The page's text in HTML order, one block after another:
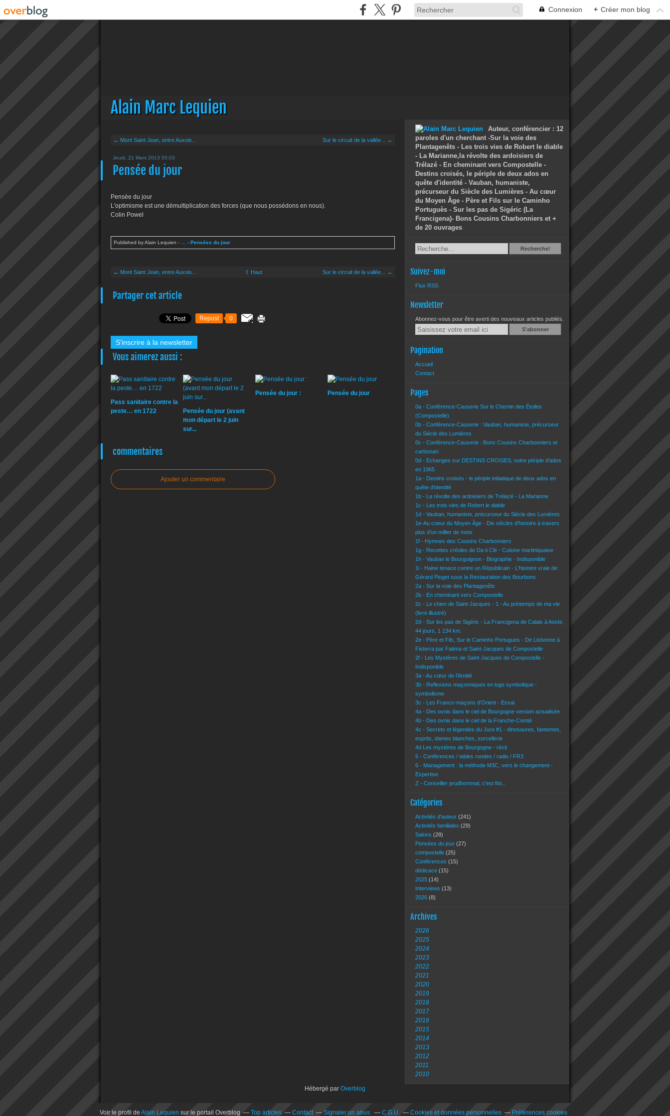
Connexion + Créer mon blog
Alain Marc Lequien
← Mont Saint Jean, entre Auxois... Sur le circuit de la vallée... →
Jeudi, 21 Mars 2013 05:03
Pensée du jour
Pensée du jour
L'optimisme est une démultiplication des forces (que nous possédons en nous).
Colin Powel
Published by Alain Lequien - - Pensées du jour
← Mont Saint Jean, entre Auxois... ⇧ Haut Sur le circuit de la vallée... →
Partager cet article
Repost 0
S'inscrire à la newsletter
Vous aimerez aussi :
Pass sanitaire contre la
peste… en 1722
Pensée du jour (avant
mon départ le 2 juin
sur...
Pensée du jour : Pensée du jour
commentaires
Ajouter un commentaire
Auteur, conférencier : 12
paroles d'un cherchant -Sur la voie des
Plantagenêts - Les trois vies de Robert le diable
- La Marianne,la révolte des ardoisiers de
Trélazé - En cheminant vers Compostelle -
Destins croisés, le périple de deux ados en
quête d'identité - Vauban, humaniste,
précurseur du Siècle des Lumières - Au cœur
du Moyen Âge - Père et Fils sur le Caminho
Portuguès - Sur les pas de Sigéric (La
Francigena)- Bons Cousins Charbonniers et +
de 20 ouvrages
RechercheRecherche!
Suivez-moi
Flux RSS
Newsletter
Abonnez-vous pour être averti des nouveaux articles publiés.
Email
Pagination
Accueil
Contact
Pages
0a - Conférence-Causerie Sur le Chemin des Étoiles
(Compostelle)
0b - Conférence-Causerie : Vauban, humaniste, précurseur
du Siècle des Lumières
0c - Conférence-Causerie : Bons Cousins Charbonniers et
carbonari
0d - Echanges sur DESTINS CROISES, notre périple d'ados
en 1965
1a - Destins croisés - le périple initiatique de deux ados en
quête d'identité
1b - La révolte des ardoisiers de Trélazé - La Marianne
1c - Les trois vies de Robert le diable
1d - Vauban, humaniste, précurseur du Siècle des Lumières
1e-Au coeur du Moyen Âge - Dix siècles d’histoire à travers
plus d’un millier de mots
1f - Hymnes des Cousins Charbonniers
1g - Recettes créoles de Da ti Clé - Cuisine martiniquaise
1h - Vauban le Bourguignon - Biographie - Indisponible
1i - Haine tenace contre un Républicain - L'histoire vraie de
Gérard Pioget sous la Restauration des Bourbons
2a - Sur la voie des Plantagenêts
2b - En cheminant vers Compostelle
2c - Le chien de Saint-Jacques - 1 - Au printemps de ma vie
(livre illustré)
2d - Sur les pas de Sigéric - La Francigena de Calais à Aoste,
44 jours, 1 134 km.
2e - Père et Fils, Sur le Caminho Portugues - De Lisbonne à
Fisterra par Fatima et Saint-Jacques de Compostelle
2f - Les Mystères de Saint-Jacques de Compostelle -
Indisponible
3a - Au cœur de l'Amitié
3b - Reflexions maçonniques en loge symbolique -
symbolisme
3c - Les Francs-maçons d'Orient - Essai
4a - Des ovnis dans le ciel de Bourgogne version actualisée
4b - Des ovnis dans le ciel de la Franche-Comté
4c - Secrets et légendes du Jura #1 - dinosaures, fantomes,
esprits, dames blanches, sorcellerie
4d Les mystères de Bourgogne - récit
5 - Conférences / tables rondes / radio / FR3
6 - Management : la méthode M3C, vers le changement -
Expertise
Z - Conseiller prudhommal, c'est fini...
Catégories
Activités d'auteur (241)
Activités familiales (29)
Salons (28)
Pensées du jour (27)
compostelle (25)
Conférences (15)
dédicace (15)
2025 (14)
Interviews (13)
2026 (8)
Archives
2026
2025
2024
2023
2022
2021
2020
2019
2018
2017
2016
2015
2014
2013
2012
2011
2010
Hébergé par Overblog
Voir le profil de Alain Lequien sur le portail Overblog Top articles Contact Signaler un abus C.G.U. Cookies et données personnelles Préférences cookies